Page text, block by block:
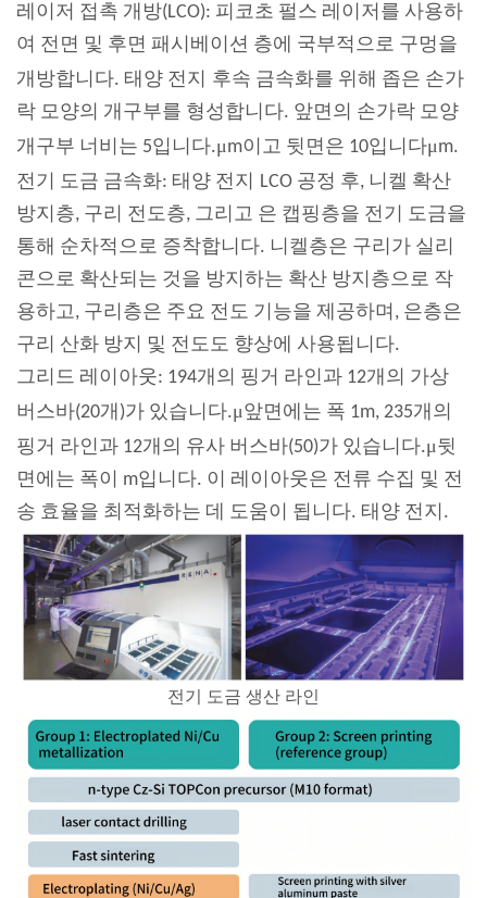
레이저 접촉 개방(LCO): 피코초 펄스 레이저를 사용하
여 전면 및 후면 패시베이션 층에 국부적으로 구멍을
개방합니다. 태양 전지
후속 금속화를 위해 좁은 손가
락 모양의 개구부를 형성합니다. 앞면의 손가락 모양
개구부 너비는 5입니다.μm이고 뒷면은 10입니다μm.
전기 도금 금속화: 태양 전지
LCO 공정 후, 니켈 확산
방지층, 구리 전도층, 그리고 은 캡핑층을 전기 도금을
통해 순차적으로 증착합니다. 니켈층은 구리가 실리
콘으로 확산되는 것을 방지하는 확산 방지층으로 작
용하고, 구리층은 주요 전도 기능을 제공하며, 은층은
구리 산화 방지 및 전도도 향상에 사용됩니다.
그리드 레이아웃: 194개의 핑거 라인과 12개의 가상
버스바(20개)가 있습니다.μ앞면에는 폭 1m, 235개의
핑거 라인과 12개의 유사 버스바(50)가 있습니다.μ뒷
면에는 폭이 m입니다. 이 레이아웃은 전류 수집 및 전
송 효율을 최적화하는 데 도움이 됩니다. 태양 전지 .
전기 도금 생산 라인